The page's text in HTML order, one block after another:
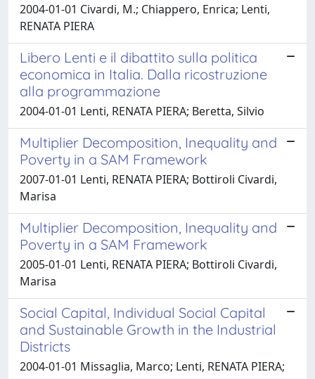
2004-01-01 Civardi, M.; Chiappero, Enrica; Lenti,
RENATA PIERA
Libero Lenti e il dibattito sulla politica
economica in Italia. Dalla ricostruzione
alla programmazione
2004-01-01 Lenti, RENATA PIERA; Beretta, Silvio
Multiplier Decomposition, Inequality and
Poverty in a SAM Framework
2007-01-01 Lenti, RENATA PIERA; Bottiroli Civardi,
Marisa
Multiplier Decomposition, Inequality and
Poverty in a SAM Framework
2005-01-01 Lenti, RENATA PIERA; Bottiroli Civardi,
Marisa
Social Capital, Individual Social Capital
and Sustainable Growth in the Industrial
Districts
2004-01-01 Missaglia, Marco; Lenti, RENATA PIERA;